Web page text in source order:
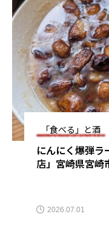
「食べる」と酒
「トナニカ」宮
2025.03.11